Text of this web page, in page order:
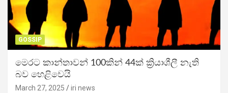
GOSSIP
මෙරට කාන්තාවන් 100කින් 44ක් ක්‍රියාශීලී නැති
බව හෙළිවෙයි
March 27, 2025 iri news